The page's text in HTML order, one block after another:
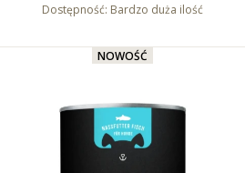
Dostępność: Bardzo duża ilość
NOWOŚĆ